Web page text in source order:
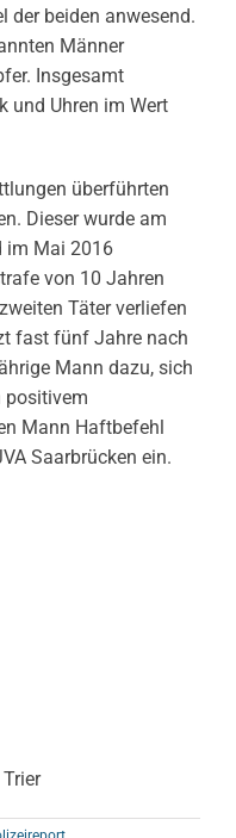
der beiden anwesend.
Männer
Insgesamt
und Uhren im Wert
überführten
Dieser wurde am
im Mai 2016
von 10 Jahren
Täter verliefen
fast fünf Jahre nach
Mann dazu, sich
positivem
Mann Haftbefehl
Saarbrücken ein.